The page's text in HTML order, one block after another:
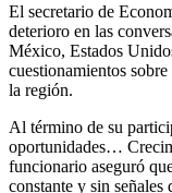
El secretario de
deterioro en las
México, Estados
cuestionamientos
la región.
Al término de su
oportunidades…
funcionario aseguró
constante y sin señales